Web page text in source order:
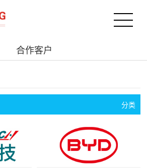
合作客户
分类